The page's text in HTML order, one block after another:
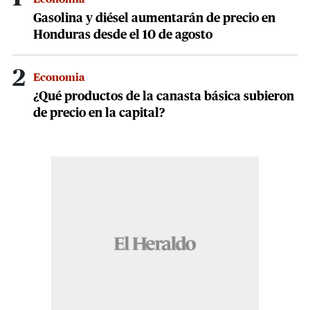
Gasolina y diésel aumentarán de precio en
Honduras desde el 10 de agosto
2 Economia
¿Qué productos de la canasta básica subieron
de precio en la capital?